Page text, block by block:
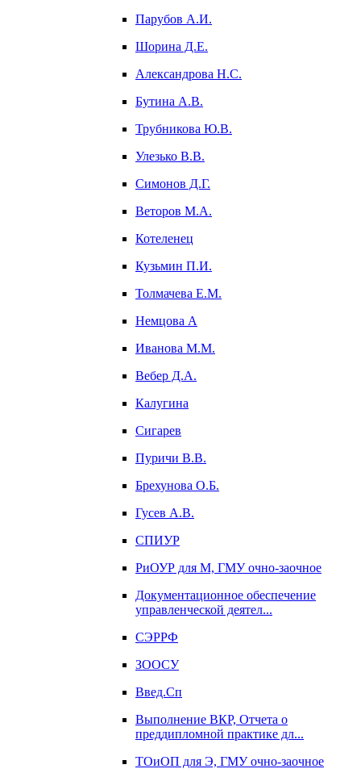
Парубов А.И.
Шорина Д.Е.
Александрова Н.С.
Бутина А.В.
Трубникова Ю.В.
Улезько В.В.
Симонов Д.Г.
Веторов М.А.
Котеленец
Кузьмин П.И.
Толмачева Е.М.
Немцова А
Иванова М.М.
Вебер Д.А.
Калугина
Сигарев
Пуричи В.В.
Брехунова О.Б.
Гусев А.В.
СПИУР
РиОУР для М, ГМУ очно-заочное
Документационное обеспечение
управленческой деятел...
СЭРРФ
ЗООСУ
Введ.Сп
Выполнение ВКР, Отчета о
преддипломной практике дл...
ТОиОП для Э, ГМУ очно-заочное